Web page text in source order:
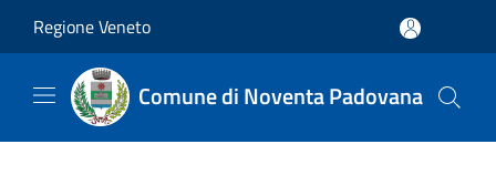
Regione Veneto
Comune di Noventa Padovana